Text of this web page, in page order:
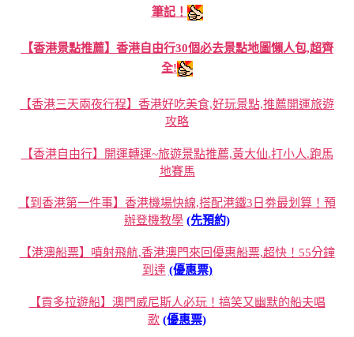
筆記！
【香港景點推薦】香港自由行30個必去景點地圖懶人包,超齊
全!
【香港三天兩夜行程】香港好吃美食,好玩景點,推薦開運旅遊
攻略
【香港自由行】開運轉運~旅遊景點推薦,黃大仙.打小人.跑馬
地賽馬
【到香港第一件事】香港機場快線,搭配港鐵3日劵最划算！預
辦登機教學 (先預約)
【港澳船票】噴射飛航,香港澳門來回優惠船票,超快！55分鐘
到達 (優惠票)
【貢多拉遊船】澳門威尼斯人必玩！搞笑又幽默的船夫唱
歌 (優惠票)